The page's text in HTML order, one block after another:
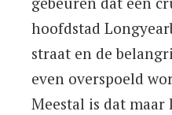
hoofdstad
straat en de
even overspoeld
Meestal is dat